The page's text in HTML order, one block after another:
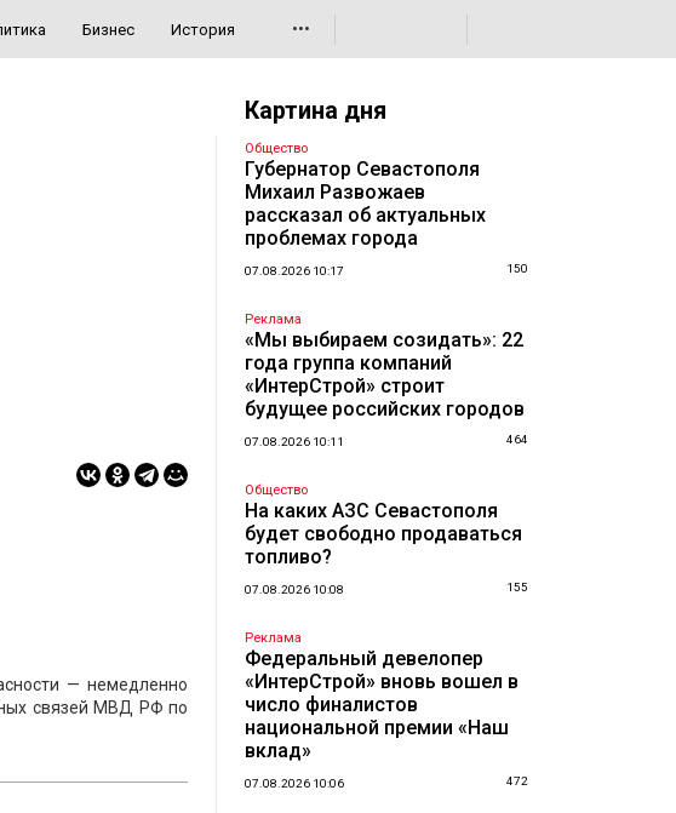
Бизнес История •••
— немедленно
связей МВД РФ по
Картина дня
Общество
Губернатор Севастополя
Михаил Развожаев
рассказал об актуальных
проблемах города
07.08.2026 10:17 150
Реклама
«Мы выбираем созидать»: 22
года группа компаний
«ИнтерСтрой» строит
будущее российских городов
07.08.2026 10:11 464
Общество
На каких АЗС Севастополя
будет свободно продаваться
топливо?
07.08.2026 10:08 155
Реклама
Федеральный девелопер
«ИнтерСтрой» вновь вошел в
число финалистов
национальной премии «Наш
вклад»
07.08.2026 10:06 472